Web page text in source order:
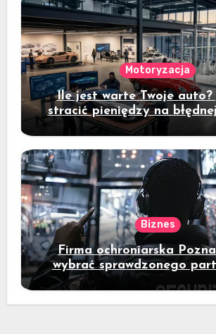
Motoryzacja
Ile jest warte Twoje auto?
stracić pieniędzy na
Biznes
Firma ochroniarska
wybrać sprawdzonego
ochrony mienia?